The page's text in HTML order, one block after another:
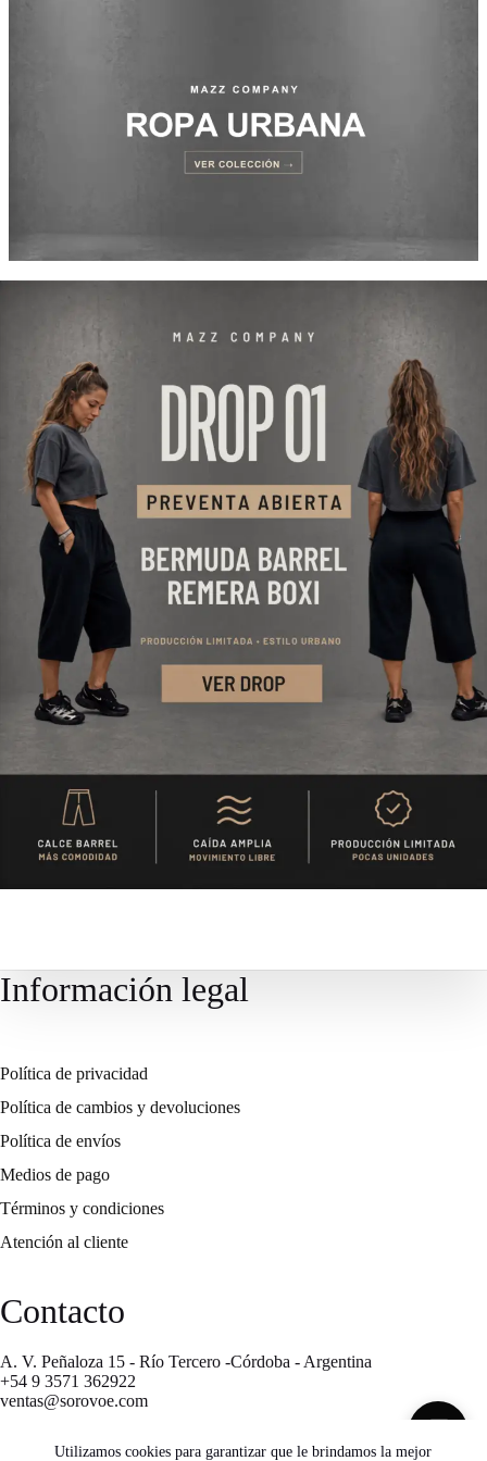
Utilizamos cookies para garantizar que le brindamos la mejor
Información legal
Política de privacidad
Política de cambios y devoluciones
Política de envíos
Medios de pago
Términos y condiciones
Atención al cliente
Contacto
A. V. Peñaloza 15 - Río Tercero -Córdoba - Argentina
+54 9 3571 362922
ventas@sorovoe.com